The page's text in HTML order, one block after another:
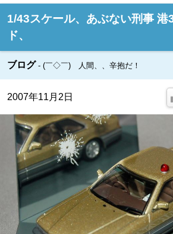
1/43スケール、あぶない刑事 港
ド、
ブログ (￣◇￣) 人間、、辛抱だ！
2007年11月2日